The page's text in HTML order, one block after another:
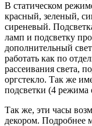
В статическом
красный, зеленый,
сиреневый.
ламп и подсветку
дополнительный
работать как по
рассеивания света,
оргстекло. Так же
подсветки (4 режима
Так же, эти часы
декором. Подробнее